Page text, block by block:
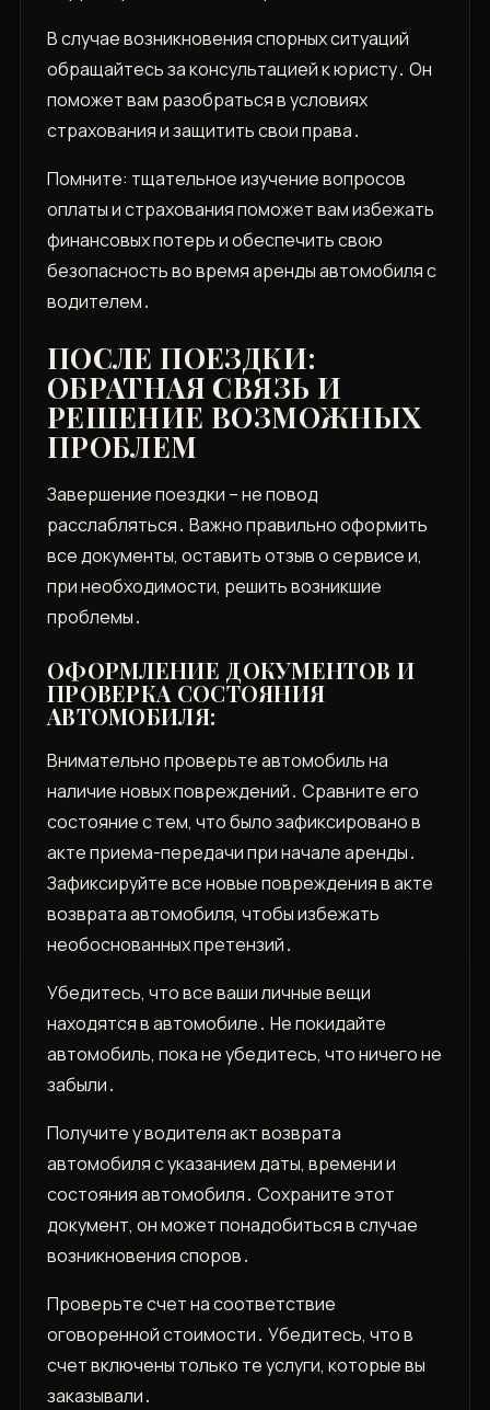
В случае возникновения спорных ситуаций
обращайтесь за консультацией к юристу․ Он
поможет вам разобраться в условиях
страхования и защитить свои права․
Помните: тщательное изучение вопросов
оплаты и страхования поможет вам избежать
финансовых потерь и обеспечить свою
безопасность во время аренды автомобиля с
водителем․
ПОСЛЕ ПОЕЗДКИ:
ОБРАТНАЯ СВЯЗЬ И
РЕШЕНИЕ ВОЗМОЖНЫХ
ПРОБЛЕМ
Завершение поездки – не повод
расслабляться․ Важно правильно оформить
все документы, оставить отзыв о сервисе и,
при необходимости, решить возникшие
проблемы․
ОФОРМЛЕНИЕ ДОКУМЕНТОВ И
ПРОВЕРКА СОСТОЯНИЯ
АВТОМОБИЛЯ:
Внимательно проверьте автомобиль на
наличие новых повреждений․ Сравните его
состояние с тем, что было зафиксировано в
акте приема-передачи при начале аренды․
Зафиксируйте все новые повреждения в акте
возврата автомобиля, чтобы избежать
необоснованных претензий․
Убедитесь, что все ваши личные вещи
находятся в автомобиле․ Не покидайте
автомобиль, пока не убедитесь, что ничего не
забыли․
Получите у водителя акт возврата
автомобиля с указанием даты, времени и
состояния автомобиля․ Сохраните этот
документ, он может понадобиться в случае
возникновения споров․
Проверьте счет на соответствие
оговоренной стоимости․ Убедитесь, что в
счет включены только те услуги, которые вы
заказывали․